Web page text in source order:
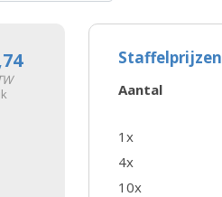
Staffelprijzen
Aantal
1x
4x
10x